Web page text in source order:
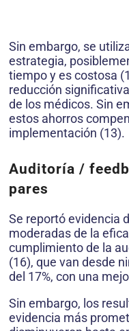
Sin embargo, se
estrategia,
tiempo y es costosa
reducción
de los médicos. Sin
estos ahorros
implementación (13).
Auditoría /
pares
Se reportó evidencia
moderadas de la
cumplimiento de la
(16), que van desde
del 17%, con una
Sin embargo, los
evidencia más